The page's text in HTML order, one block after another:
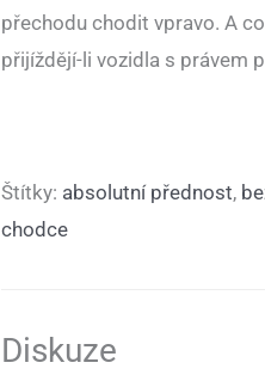
přechodu chodit vpravo. A
přijíždějí-li vozidla s právem
Štítky: absolutní přednost,
chodce
Diskuze